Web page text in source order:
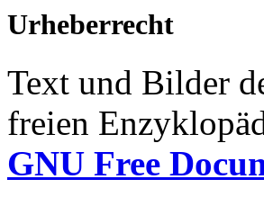
Urheberrecht
Text und Bilder
freien
GNU Free